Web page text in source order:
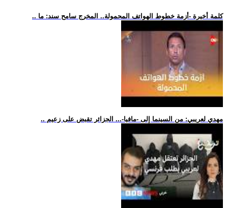
.. كلمة أخيرة -أزمة خطوط الهواتف المحمولة.. المخرج سامح سند: ما
.. مهدي لعريبي: من السينما إلى -مافيا-... الجزائر تقبض على زعيم